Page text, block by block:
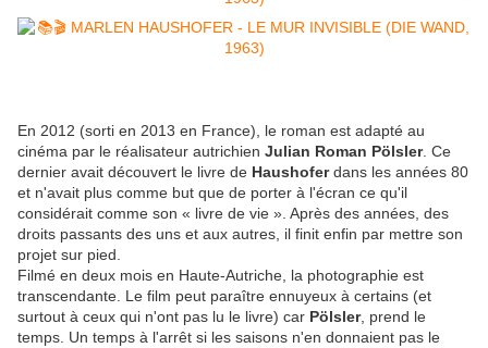
En 2012 (sorti en 2013 en France), le roman est adapté au
cinéma par le réalisateur autrichien Julian Roman Pölsler. Ce
dernier avait découvert le livre de Haushoferdans les années 80
et n'avait plus comme but que de porter à l'écran ce qu'il
considérait comme son « livre de vie ». Après des années, des
droits passants des uns et aux autres, il finit enfin par mettre son
projet sur pied.
Filmé en deux mois en Haute-Autriche, la photographie est
transcendante. Le film peut paraître ennuyeux à certains (et
surtout à ceux qui n'ont pas lu le livre) car Pölsler, prend le
temps. Un temps à l'arrêt si les saisons n'en donnaient pas le